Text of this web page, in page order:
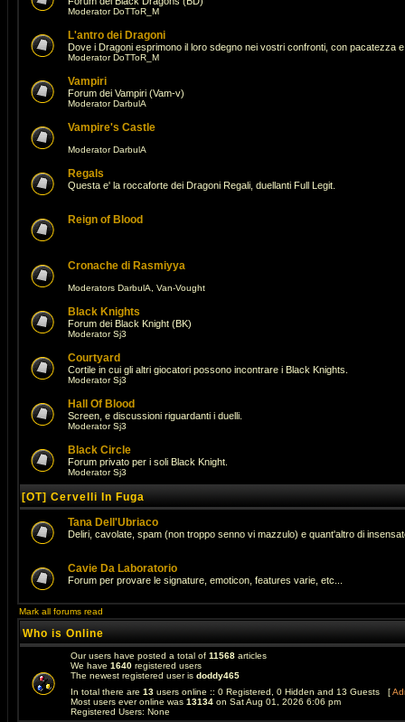
ModeratorDoTToR_M
L'antro dei Dragoni
Dove i Dragoni esprimono il loro sdegno nei vostri confronti, con pacatezza
ModeratorDoTToR_M
Vampiri
Forum dei Vampiri (Vam-v)
ModeratorDarbulA
Vampire's Castle
ModeratorDarbulA
Regals
Questa e' la roccaforte dei Dragoni Regali, duellanti Full Legit.
Reign of Blood
Cronache di Rasmiyya
Moderators DarbulA Van-Vought
Black Knights
Forum dei Black Knight (BK)
ModeratorSj3
Courtyard
Cortile in cui gli altri giocatori possono incontrare i Black Knights.
ModeratorSj3
Hall Of Blood
Screen, e discussioni riguardanti i duelli.
ModeratorSj3
Black Circle
Forum privato per i soli Black Knight.
ModeratorSj3
[OT] Cervelli In Fuga
Tana Dell'Ubriaco
Deliri, cavolate, spam (non troppo senno vi mazzulo) e quant'altro di
Cavie Da Laboratorio
Forum per provare le signature, emoticon, features varie, etc...
Mark all forums read
Who is Online
Our users have posted a total of 11568 articles
We have 1640 registered users
The newest registered user is doddy465
In total there are 13 users online :: 0 Registered, 0 Hidden and 13 Guests [
Most users ever online was 13134 on Sat Aug 01, 2026 6:06 pm
Registered Users: None